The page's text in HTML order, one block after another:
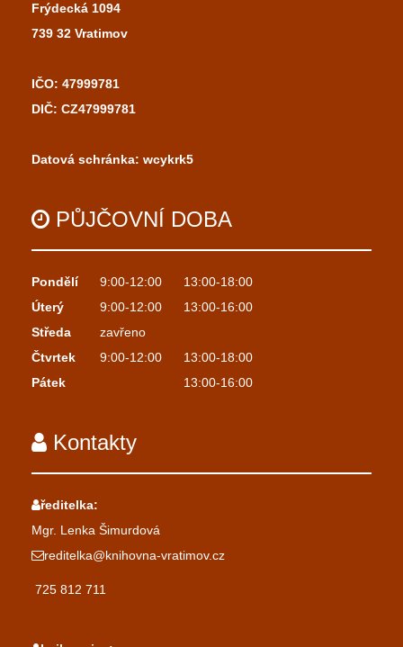
Frýdecká 1094
739 32 Vratimov
IČO: 47999781
DIČ: CZ47999781
Datová schránka: wcykrk5
PŮJČOVNÍ DOBA
Pondělí 9:00-12:00 13:00-18:00
Úterý
9:00-12:00
13:00-16:00
Středa
zavřeno
Čtvrtek
9:00-12:00
13:00-18:00
Pátek
13:00-16:00
Kontakty
ředitelka:
Mgr. Lenka Šimurdová
reditelka@knihovna-vratimov.cz
725 812 711